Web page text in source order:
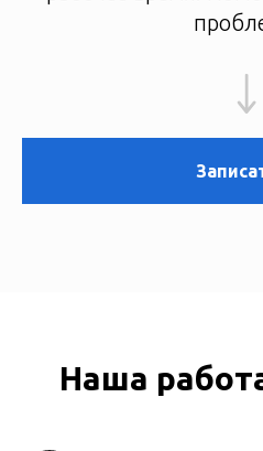
Наша